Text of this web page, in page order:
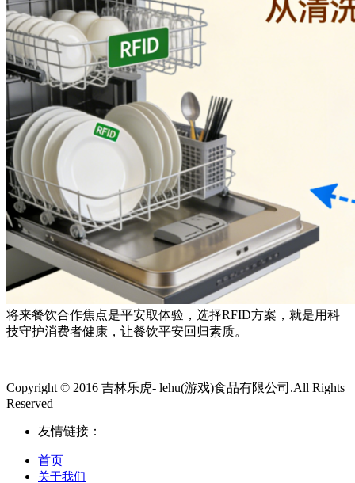
将来餐饮合作焦点是平安取体验，选择RFID方案，就是用科
技守护消费者健康，让餐饮平安回归素质。
Copyright © 2016 吉林乐虎- lehu(游戏)食品有限公司.All Rights
Reserved
友情链接：
首页
关于我们